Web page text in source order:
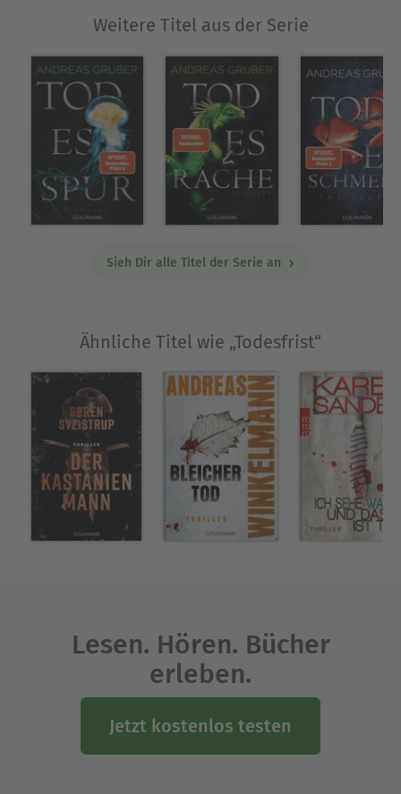
dass man beim Lesen kaum zum Luftholen
Erzählperspektiven machen einen gewissen
Reiz der Geschichte aus und somit kann ich
diesen Thriller nur wärmstens empfehlen.
Spannend und temporeich bis zum Ende
mit authentischen Charakteren kann
Todesfrist glänzen, und ich bin auf weitere
Bücher von Andreas Gruber gespannt bzw.
Romanen widmen.
Weitere Titel aus der Serie
Sieh Dir alle Titel der Serie an
Ähnliche Titel wie „Todesfrist“
Lesen. Hören. Bücher
erleben.
Jetzt kostenlos testen